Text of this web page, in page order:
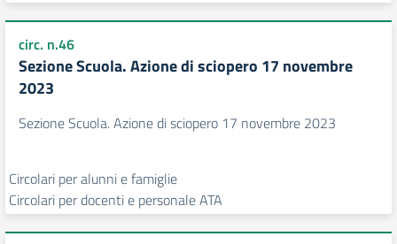
circ. n.46
Sezione Scuola. Azione di sciopero 17 novembre
2023
Sezione Scuola. Azione di sciopero 17 novembre 2023
Circolari per alunni e famiglie
Circolari per docenti e personale ATA